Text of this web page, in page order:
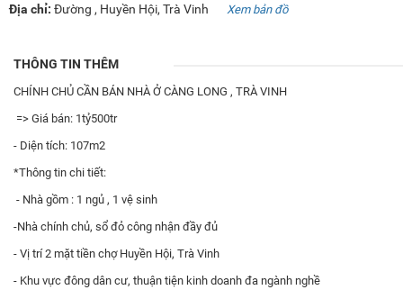
Địa chỉ: Đường , Huyền Hội, Trà Vinh Xem bản đồ
THÔNG TIN THÊM
CHÍNH CHỦ CẦN BÁN NHÀ Ở CÀNG LONG , TRÀ VINH
=> Giá bán: 1tỷ500tr
- Diện tích: 107m2
*Thông tin chi tiết:
- Nhà gồm : 1 ngủ , 1 vệ sinh
-Nhà chính chủ, sổ đỏ công nhận đầy đủ
- Vị trí 2 mặt tiền chợ Huyền Hội, Trà Vinh
- Khu vực đông dân cư, thuận tiện kinh doanh đa ngành nghề